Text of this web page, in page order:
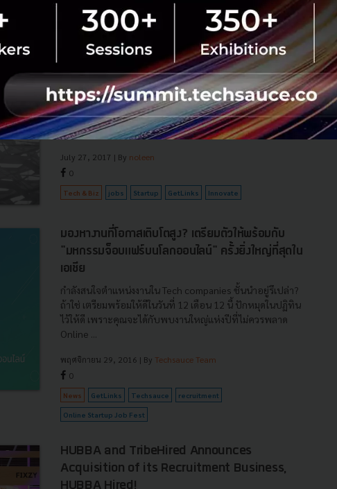
How we work has changed – how we
recruit should do the same
We have all been there, whether a graduate fresh out of
university looking for your first job or a seasoned
employee looking for a new job - the dreaded perusal of
all recruitment ...
July 27, 2017 | By noleen
0
Tech & Biz jobs Startup GetLinks Innovate
มองหางานที่โอกาสเติบโตสูง? เตรียมตัวให้พร้อมกับ
"มหกรรมจ็อบแฟร์บนโลกออนไลน์" ครั้งยิ่งใหญ่ที่สุดใน
เอเชีย
กำลังสนใจตำแหน่งงานใน Tech companies ชั้นนำอยู่รึเปล่า?
ถ้าใช่ เตรียมพร้อมให้ดีในวันที่ 12 เดือน 12 นี้ ปักหมุดในปฏิทิน
ไว้ให้ดี เพราะคุณจะได้กับพบงานใหญ่แห่งปีที่ไม่ควรพลาด
Online ...
พฤศจิกายน 29, 2016 | By Techsauce Team
0
News GetLinks Techsauce recruitment
Online Startup Job Fest
HUBBA and TribeHired Announces
Acquisition of its Recruitment Business,
HUBBA Hired!